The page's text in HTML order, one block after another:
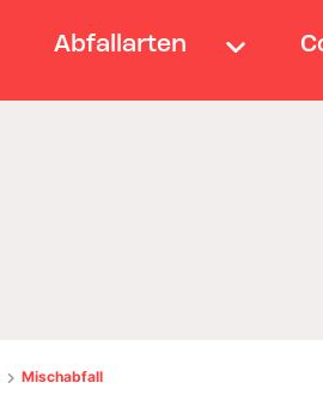
Abfallarten
Mischabfall